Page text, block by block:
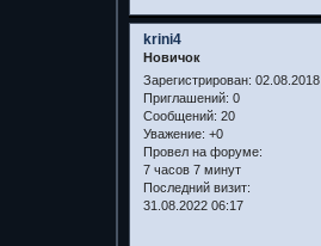
krini4
Новичок
Зарегистрирован: 02.08.2018
Приглашений: 0
Сообщений: 20
Уважение: +0
Провел на форуме:
7 часов 7 минут
Последний визит:
31.08.2022 06:17